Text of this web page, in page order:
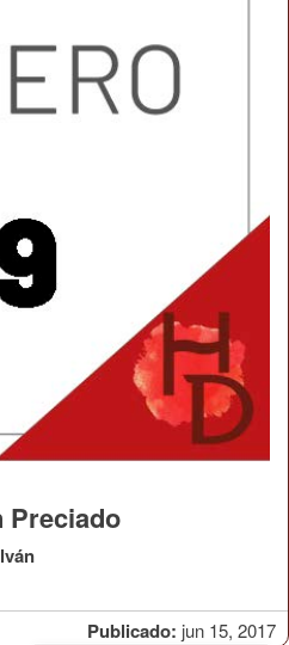
Publicado: jun 15, 2017
Preciado